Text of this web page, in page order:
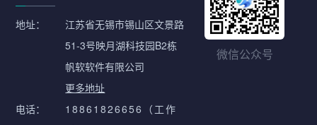
地址：
江苏省无锡市锡山区文景路
51-3号映月湖科技园B2栋
帆软软件有限公司
更多地址
电话：
18861826656（工作
微信公众号